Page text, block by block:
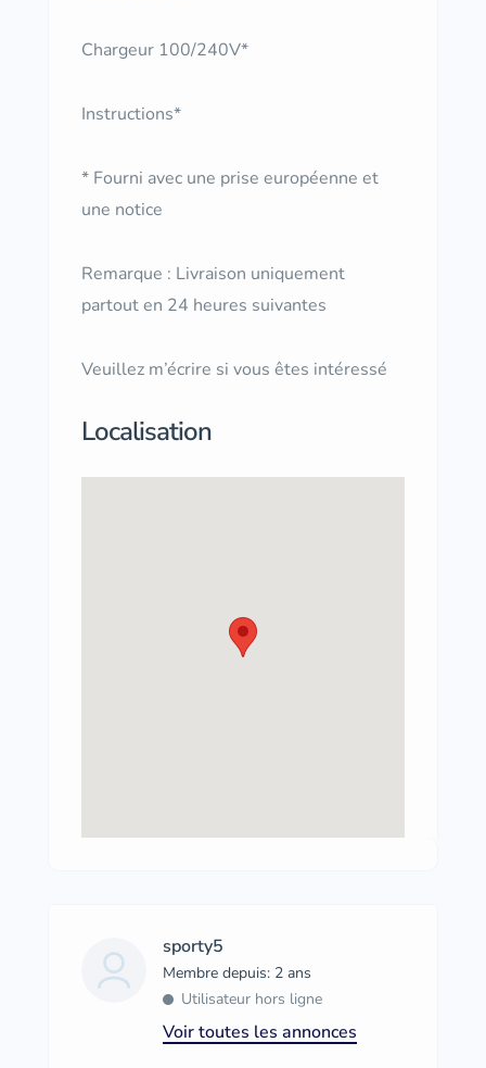
Chargeur 100/240V*
Instructions*
* Fourni avec une prise européenne et
une notice
Remarque : Livraison uniquement
partout en 24 heures suivantes
Veuillez m’écrire si vous êtes intéressé
Localisation
sporty5
Membre depuis: 2 ans
Utilisateur hors ligne
Voir toutes les annonces